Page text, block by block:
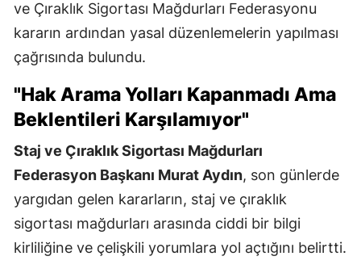
ve Çıraklık Sigortası Mağdurları Federasyonu
kararın ardından yasal düzenlemelerin yapılması
çağrısında bulundu.
"Hak Arama Yolları Kapanmadı Ama
Beklentileri Karşılamıyor"
Staj ve Çıraklık Sigortası Mağdurları
Federasyon Başkanı Murat Aydın, son günlerde
yargıdan gelen kararların, staj ve çıraklık
sigortası mağdurları arasında ciddi bir bilgi
kirliliğine ve çelişkili yorumlara yol açtığını belirtti.